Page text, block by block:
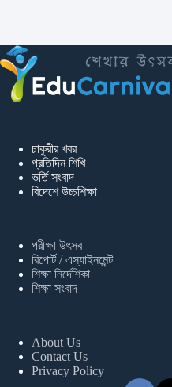
চাকুরীর খবর
প্রতিদিন শিখি
ভর্তি সংবাদ
বিদেশে উচ্চশিক্ষা
পরীক্ষা উৎসব
রিপোর্ট / এস্যাইনমেন্ট
শিক্ষা নির্দেশিকা
শিক্ষা সংবাদ
About Us
Contact Us
Privacy Policy